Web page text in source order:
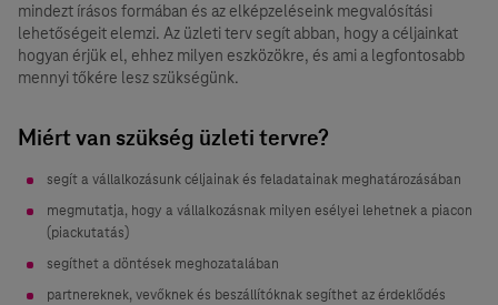
mindezt írásos formában és az elképzeléseink megvalósítási
lehetőségeit elemzi. Az üzleti terv segít abban, hogy a céljainkat
hogyan érjük el, ehhez milyen eszközökre, és ami a legfontosabb
mennyi tőkére lesz szükségünk.
Miért van szükség üzleti tervre?
segít a vállalkozásunk céljainak és feladatainak meghatározásában
megmutatja, hogy a vállalkozásnak milyen esélyei lehetnek a piacon
(piackutatás)
segíthet a döntések meghozatalában
partnereknek, vevőknek és beszállítóknak segíthet az érdeklődés